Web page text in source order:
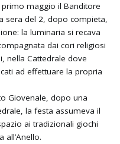
maggio il Banditore
sera del 2, dopo compieta,
la luminaria si recava
dai cori religiosi
nella Cattedrale dove
ad effettuare la propria
Giovenale, dopo una
la festa assumeva il
ai tradizionali giochi
all’Anello.